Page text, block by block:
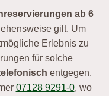
ab 6
gilt. Um
Erlebnis zu
für solche
entgegen.
07128 9291-0, wo